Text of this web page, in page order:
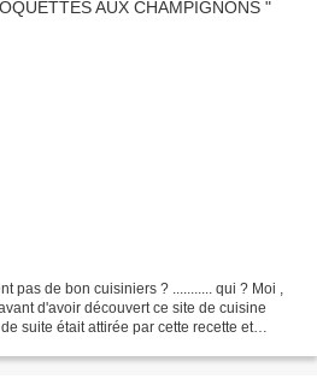
pas de bon cuisiniers ? ........... qui ? Moi ,
d'avoir découvert ce site de cuisine
suite était attirée par cette recette et